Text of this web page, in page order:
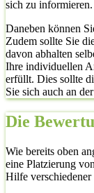
sich zu informieren.
Daneben können
Zudem sollte Sie
davon abhalten
Ihre individuellen
erfüllt. Dies sollte
Sie sich auch an
Die
Wie bereits oben
eine Platzierung
Hilfe